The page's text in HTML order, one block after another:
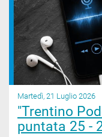
Martedì, 21 Luglio 2026
"Trentino
puntata 25 -